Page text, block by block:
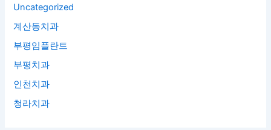
Uncategorized
계산동치과
부평임플란트
부평치과
인천치과
청라치과